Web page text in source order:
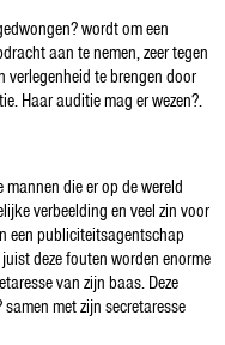
wordt om een
aan te nemen, zeer tegen
verlegenheid te brengen door
Haar auditie mag er wezen?.
die er op de wereld
verbeelding en veel zin voor
een publiciteitsagentschap
deze fouten worden enorme
van zijn baas. Deze
met zijn secretaresse